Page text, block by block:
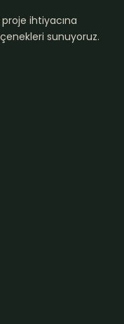
ihtiyacına
sunuyoruz.